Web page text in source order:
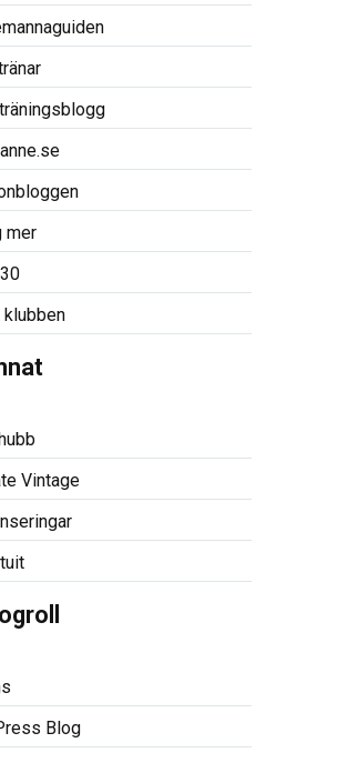
mer
klubben
Vintage
Blog